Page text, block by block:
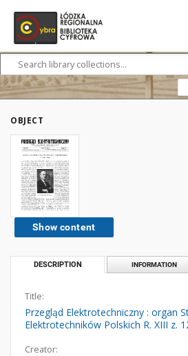
OBJECT
Show content
DESCRIPTION INFORMATION
Title:
Przegląd Elektrotechniczny : organ
Elektrotechników Polskich R. XIII z.
Creator: